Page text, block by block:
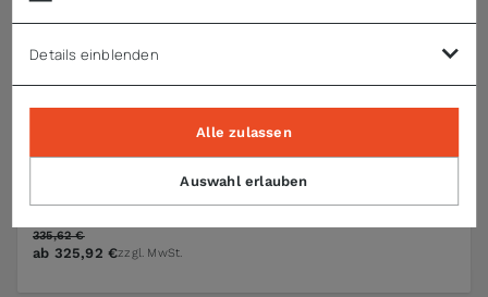
ab 325,92 €
335,62 €
zzgl. MwSt.
Details einblenden
Auswahl erlauben
Alle zulassen